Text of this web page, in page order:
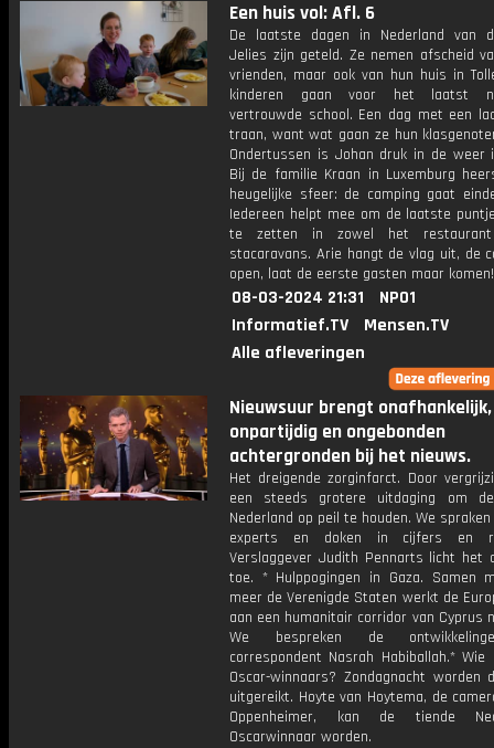
Een huis vol: Afl. 6
De laatste dagen in Nederland van
Jelies zijn geteld. Ze nemen afscheid
vrienden, maar ook van hun huis in
kinderen gaan voor het laatst
vertrouwde school. Een dag met een
traan, want wat gaan ze hun
Ondertussen is Johan druk in de weer
Bij de familie Kraan in Luxemburg
heugelijke sfeer: de camping gaat
Iedereen helpt mee om de laatste
te zetten in zowel het
stacaravans. Arie hangt de vlag uit, de
open, laat de eerste gasten maar komen!
08-03-2024 21:31
NPO1
Informatief.TV
Mensen.TV
Alle afleveringen
Nieuwsuur brengt onafhankelijk,
onpartijdig en ongebonden
achtergronden bij het nieuws.
Het dreigende zorginfarct. Door
een steeds grotere uitdaging om
Nederland op peil te houden. We
experts en doken in cijfers en
Verslaggever Judith Pennarts licht het
toe. * Hulppogingen in Gaza. Samen
meer de Verenigde Staten werkt de
aan een humanitair corridor van Cyprus
We bespreken de
correspondent Nasrah Habiballah.* Wie
Oscar-winnaars? Zondagnacht worden
uitgereikt. Hoyte van Hoytema, de
Oppenheimer, kan de tiende
Oscarwinnaar worden.